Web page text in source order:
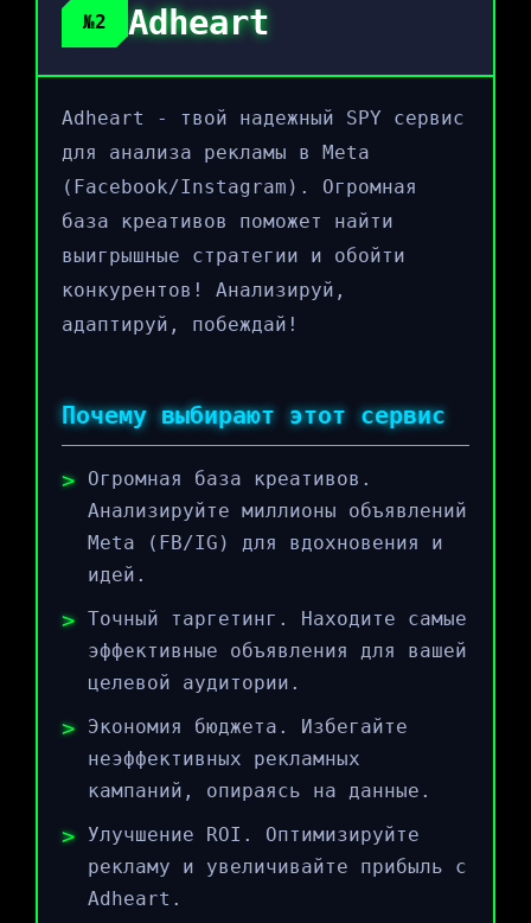
№2 Adheart
Adheart - твой надежный SPY сервис
для анализа рекламы в Meta
(Facebook/Instagram). Огромная
база креативов поможет найти
выигрышные стратегии и обойти
конкурентов! Анализируй,
адаптируй, побеждай!
Почему выбирают этот сервис
Огромная база креативов.
Анализируйте миллионы объявлений
Meta (FB/IG) для вдохновения и
идей.
Точный таргетинг. Находите самые
эффективные объявления для вашей
целевой аудитории.
Экономия бюджета. Избегайте
неэффективных рекламных
кампаний, опираясь на данные.
Улучшение ROI. Оптимизируйте
рекламу и увеличивайте прибыль с
Adheart.